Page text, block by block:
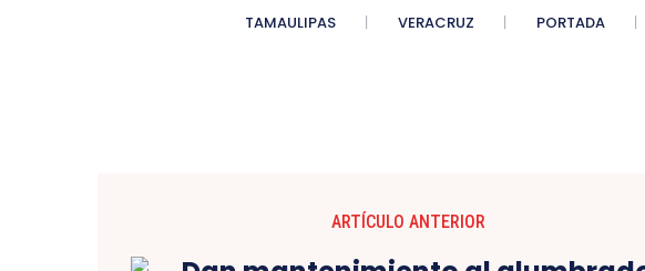
TAMAULIPAS VERACRUZ PORTADA
ARTÍCULO ANTERIOR